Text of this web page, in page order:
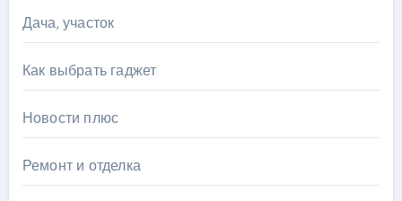
Дача, участок
Как выбрать гаджет
Новости плюс
Ремонт и отделка